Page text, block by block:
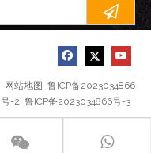
网站地图 鲁ICP备2023034866
号-2 鲁ICP备2023034866号-3